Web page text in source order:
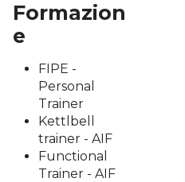
Formazion
e
FIPE -
Personal
Trainer
Kettlbell
trainer - AIF
Functional
Trainer - AIF